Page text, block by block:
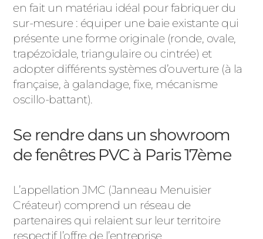
en fait un matériau idéal pour fabriquer du
sur-mesure : équiper une baie existante qui
présente une forme originale (ronde, ovale,
trapézoïdale, triangulaire ou cintrée) et
adopter différents systèmes d’ouverture (à la
française, à galandage, fixe, mécanisme
oscillo-battant).
Se rendre dans un showroom
de fenêtres PVC à Paris 17ème
L’appellation JMC (Janneau Menuisier
Créateur) comprend un réseau de
partenaires qui relaient sur leur territoire
respectif l’offre de l’entreprise